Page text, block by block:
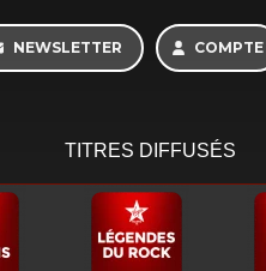
NEWSLETTER COMPTE
TITRES DIFFUSÉS